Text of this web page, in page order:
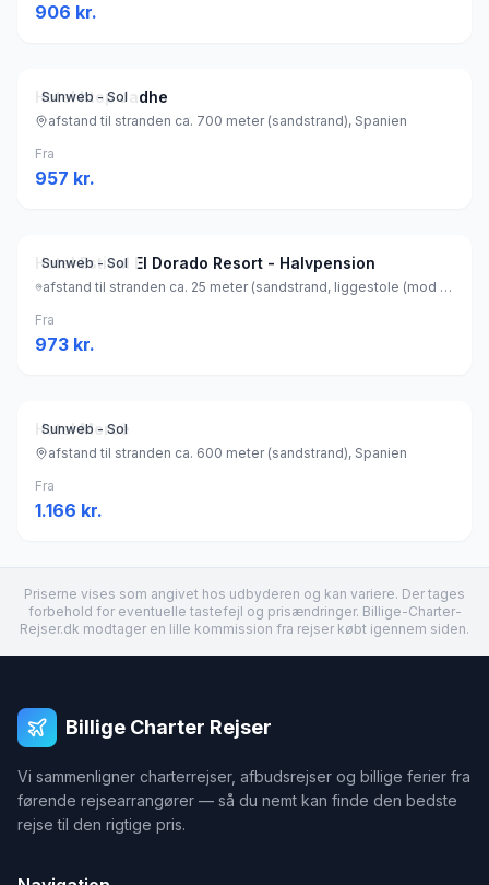
906 kr.
Sunweb - Sol
Hotel htop Jadhe
afstand til stranden ca. 700 meter (sandstrand), Spanien
Fra
957 kr.
Sunweb - Sol
Hotel Estival El Dorado Resort - Halvpension
afstand til stranden ca. 25 meter (sandstrand, liggestole (mod betaling) , parasol (mod betaling) ), Spanien
Fra
973 kr.
Sunweb - Sol
Hotel Mercè
afstand til stranden ca. 600 meter (sandstrand), Spanien
Fra
1.166 kr.
Priserne vises som angivet hos udbyderen og kan variere. Der tages
forbehold for eventuelle tastefejl og prisændringer. Billige-Charter-
Rejser.dk modtager en lille kommission fra rejser købt igennem siden.
Billige Charter Rejser
Vi sammenligner charterrejser, afbudsrejser og billige ferier fra
førende rejsearrangører — så du nemt kan finde den bedste
rejse til den rigtige pris.